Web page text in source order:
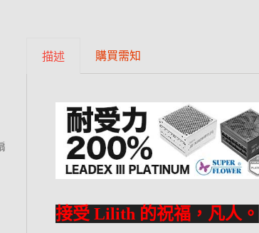
描述 購買需知
接受 Lilith 的祝福，凡人。